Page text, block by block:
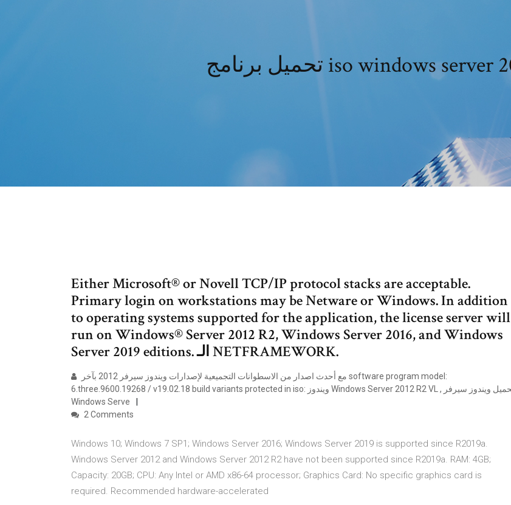
Either Microsoft® or Novell TCP/IP protocol stacks are acceptable.
Primary login on workstations may be Netware or Windows. In addition
to operating systems supported for the application, the license server will
run on Windows® Server 2012 R2, Windows Server 2016, and Windows
Server 2019 editions. الـ NETFRAMEWORK.
6.three.9600.19268 / v19.02.18 build variants protected in iso: ويندوز Windows Server 2012 R2 VL , تحميل ويندوز سيرفر
Windows Serve
2 Comments
Windows 10; Windows 7 SP1; Windows Server 2016; Windows Server 2019 is supported since R2019a.
Windows Server 2012 and Windows Server 2012 R2 have not been supported since R2019a. RAM: 4GB;
Capacity: 20GB; CPU: Any Intel or AMD x86-64 processor; Graphics Card: No specific graphics card is
required. Recommended hardware-accelerated